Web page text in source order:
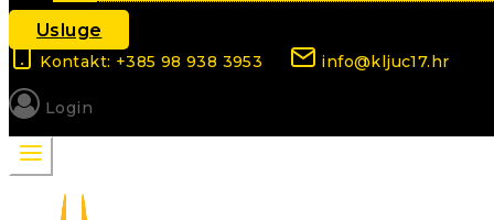
Usluge
Kontakt: +385 98 938 3953 info@kljuc17.hr
Login